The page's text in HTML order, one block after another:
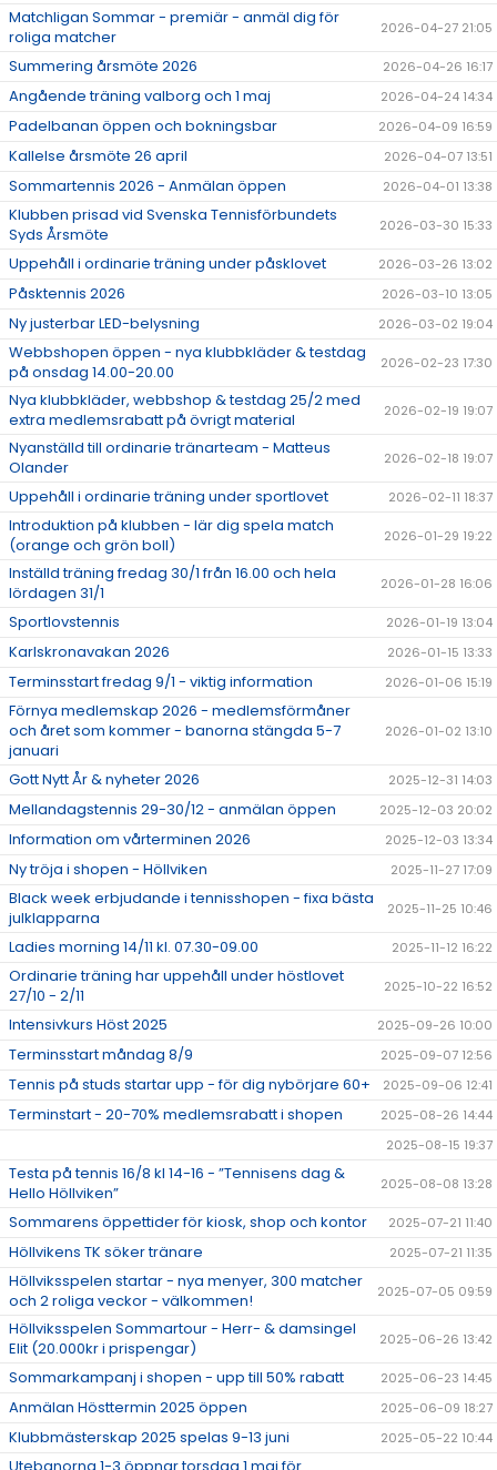
Matchligan Sommar - premiär - anmäl dig för
roliga matcher
2026-04-27 21:05
Summering årsmöte 2026 2026-04-26 16:17
Angående träning valborg och 1 maj 2026-04-24 14:34
Padelbanan öppen och bokningsbar 2026-04-09 16:59
Kallelse årsmöte 26 april 2026-04-07 13:51
Sommartennis 2026 - Anmälan öppen 2026-04-01 13:38
Klubben prisad vid Svenska Tennisförbundets
Syds Årsmöte
2026-03-30 15:33
Uppehåll i ordinarie träning under påsklovet 2026-03-26 13:02
Påsktennis 2026 2026-03-10 13:05
Ny justerbar LED-belysning 2026-03-02 19:04
Webbshopen öppen - nya klubbkläder & testdag
på onsdag 14.00-20.00
2026-02-23 17:30
Nya klubbkläder, webbshop & testdag 25/2 med
extra medlemsrabatt på övrigt material
2026-02-19 19:07
Nyanställd till ordinarie tränarteam - Matteus
Olander
2026-02-18 19:07
Uppehåll i ordinarie träning under sportlovet 2026-02-11 18:37
Introduktion på klubben - lär dig spela match
(orange och grön boll)
2026-01-29 19:22
Inställd träning fredag 30/1 från 16.00 och hela
lördagen 31/1
2026-01-28 16:06
Sportlovstennis 2026-01-19 13:04
Karlskronavakan 2026 2026-01-15 13:33
Terminsstart fredag 9/1 - viktig information 2026-01-06 15:19
Förnya medlemskap 2026 - medlemsförmåner
och året som kommer - banorna stängda 5-7
januari
2026-01-02 13:10
Gott Nytt År & nyheter 2026 2025-12-31 14:03
Mellandagstennis 29-30/12 - anmälan öppen 2025-12-03 20:02
Information om vårterminen 2026 2025-12-03 13:34
Ny tröja i shopen - Höllviken 2025-11-27 17:09
Black week erbjudande i tennisshopen - fixa bästa
julklapparna
2025-11-25 10:46
Ladies morning 14/11 kl. 07.30-09.00 2025-11-12 16:22
Ordinarie träning har uppehåll under höstlovet
27/10 - 2/11
2025-10-22 16:52
Intensivkurs Höst 2025 2025-09-26 10:00
Terminsstart måndag 8/9 2025-09-07 12:56
Tennis på studs startar upp - för dig nybörjare 60+ 2025-09-06 12:41
Terminstart - 20-70% medlemsrabatt i shopen
2025-08-26 14:44
2025-08-15 19:37
Testa på tennis 16/8 kl 14-16 - ”Tennisens dag &
Hello Höllviken”
2025-08-08 13:28
Sommarens öppettider för kiosk, shop och kontor 2025-07-21 11:40
Höllvikens TK söker tränare 2025-07-21 11:35
Höllviksspelen startar - nya menyer, 300 matcher
och 2 roliga veckor - välkommen!
2025-07-05 09:59
Höllviksspelen Sommartour - Herr- & damsingel
Elit (20.000kr i prispengar)
2025-06-26 13:42
Sommarkampanj i shopen - upp till 50% rabatt 2025-06-23 14:45
Anmälan Hösttermin 2025 öppen 2025-06-09 18:27
Klubbmästerskap 2025 spelas 9-13 juni 2025-05-22 10:44